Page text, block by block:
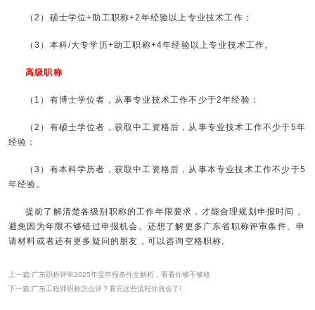
（2）硕士学位+助工职称+2年经验以上专业技术工作；
（3）本科/大专学历+助工职称+4年经验以上专业技术工作。
高级职称
（1）有博士学位者，从事专业技术工作不少于2年经验；
（2）有硕士学位者，获取中工资格后，从事专业技术工作不少于5年
经验；
（3）有本科学历者，获取中工资格后，从事本专业技术工作不少于5
年经验。
提前了解清楚各级别职称的工作年限要求，才能合理规划申报时间，
避免因为年限不够错过申报机会。还想了解更多广东省职称评审条件、申
请材料或者还有更多疑问的朋友，可以咨询空格职称。
上一篇:广东职称评审2025年度申报条件全解析，看看你够不够格
下一篇:广东工程师职称怎么评？看完这些流程你就会了!